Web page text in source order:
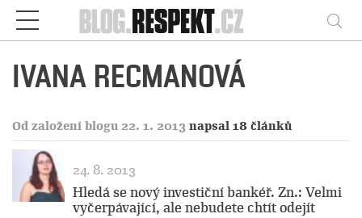
Respekt
IVANA RECMANOVÁ
Od založení blogu 22. 1. 2013 napsal 18 článků
24. 8. 2013
Hledá se nový investiční bankéř. Zn.: Velmi
vyčerpávající, ale nebudete chtít odejít